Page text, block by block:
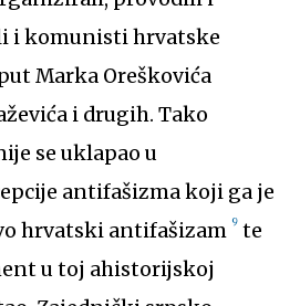
i komunisti hrvatske
Marka Oreškovića
i drugih. Tako
se uklapao u
antifašizma koji ga je
hrvatski antifašizam 9 te
u toj ahistorijskoj